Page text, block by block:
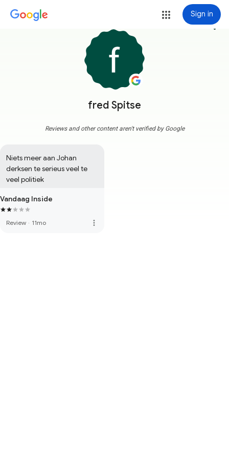
Sign in
fred Spitse
more_vert
Reviews and other content aren't verified by Google
Niets meer aan Johan
derksen te serieus veel te
veel politiek
Vandaag Inside
Review · 11mo more_vert